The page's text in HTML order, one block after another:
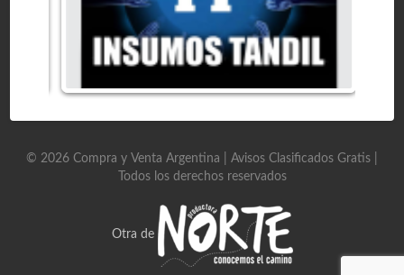
© 2026 Compra y Venta Argentina | Avisos Clasificados Gratis
Todos los derechos reservados
Otra de